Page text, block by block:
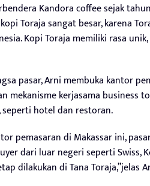
Kandora coffee sejak
Toraja sangat besar, karena
Kopi Toraja memiliki rasa
pasar, Arni membuka kantor
mekanisme kerjasama business
seperti hotel dan restoran.
pemasaran di Makassar ini,
dari luar negeri seperti Swiss,
dilakukan di Tana Toraja,”jelas